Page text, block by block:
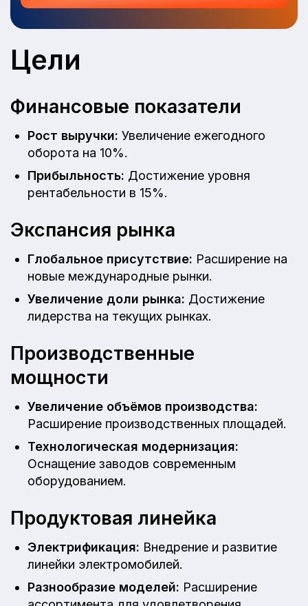
Цели
Финансовые показатели
Рост выручки: Увеличение ежегодного
оборота на 10%.
Прибыльность: Достижение уровня
рентабельности в 15%.
Экспансия рынка
Глобальное присутствие: Расширение на
новые международные рынки.
Увеличение доли рынка: Достижение
лидерства на текущих рынках.
Производственные
мощности
Увеличение объёмов производства:
Расширение производственных площадей.
Технологическая модернизация:
Оснащение заводов современным
оборудованием.
Продуктовая линейка
Электрификация: Внедрение и развитие
линейки электромобилей.
Разнообразие моделей: Расширение